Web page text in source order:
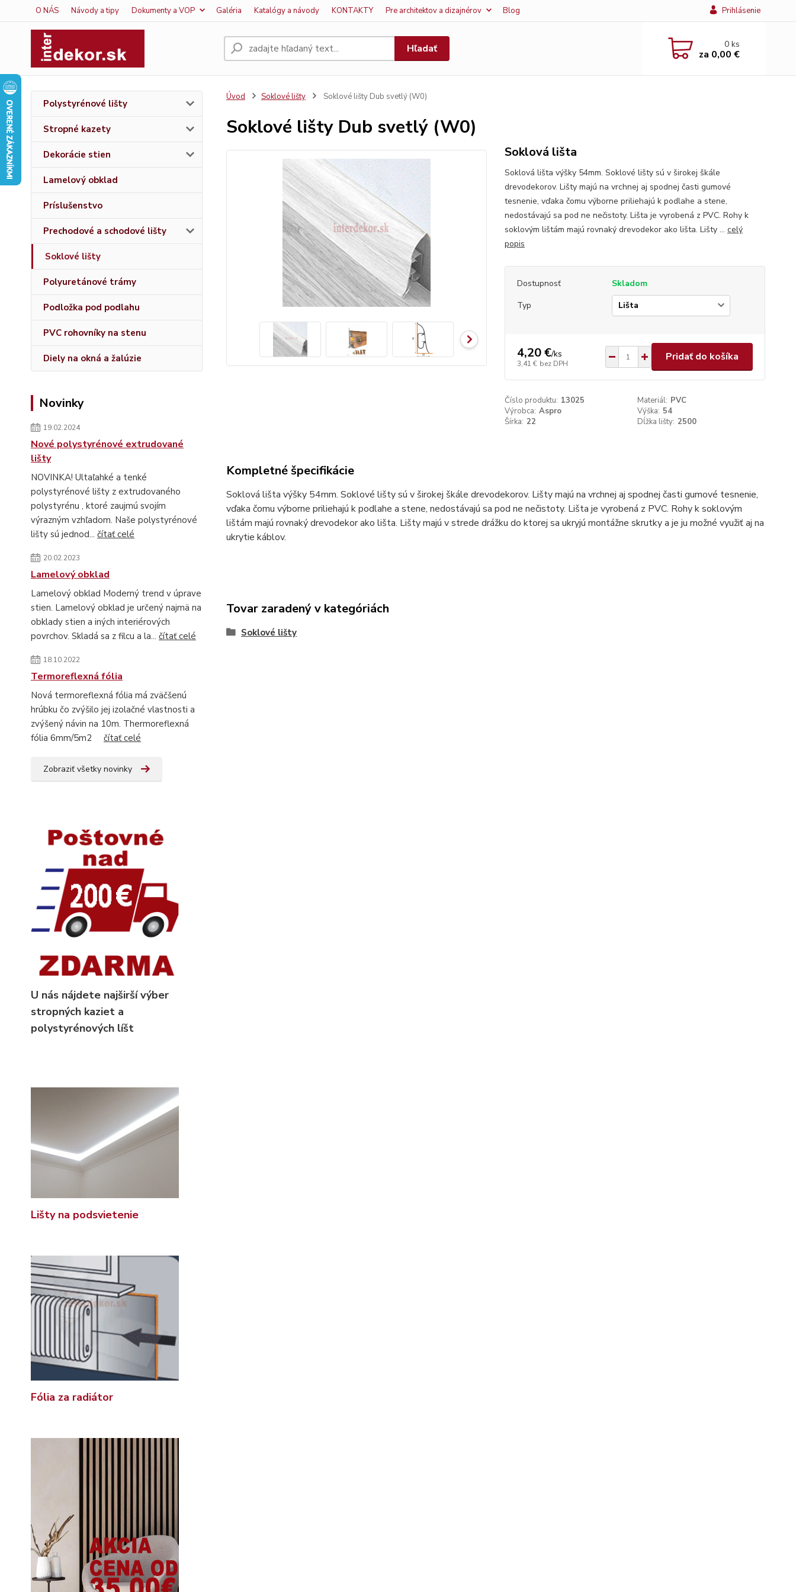
O NÁS Návody a tipy Dokumenty a VOP Galéria Katalógy a návody KONTAKTY Pre architektov a dizajnérov Blog Prihlásenie
Hľadať 0ks
za 0,00 €
Polystyrénové lišty
Stropné kazety
Dekorácie stien
Lamelový obklad
Príslušenstvo
Prechodové a schodové lišty
Soklové lišty
Polyuretánové trámy
Podložka pod podlahu
PVC rohovníky na stenu
Diely na okná a žalúzie
Novinky
19.02.2024
Nové polystyrénové extrudované
lišty
NOVINKA! Ultaľahké a tenké
polystyrénové lišty z extrudovaného
polystyrénu , ktoré zaujmú svojím
výrazným vzhľadom. Naše polystyrénové
lišty sú jednod... čítať celé
20.02.2023
Lamelový obklad
Lamelový obklad Moderný trend v úprave
stien. Lamelový obklad je určený najmä na
obklady stien a iných interiérových
povrchov. Skladá sa z filcu a la... čítať celé
18.10.2022
Termoreflexná fólia
Nová termoreflexná fólia má zväčšenú
hrúbku čo zvýšilo jej izolačné vlastnosti a
zvýšený návin na 10m. Thermoreflexná
fólia 6mm/5m2 čítať celé
Zobraziť všetky novinky
U nás nájdete najširší výber
stropných kaziet a
polystyrénových líšt
Lišty na podsvietenie
Fólia za radiátor
Úvod Soklové lišty Soklové lišty Dub svetlý (W0)
Soklové lišty Dub svetlý (W0)
Soklová lišta
Soklová lišta výšky 54mm. Soklové lišty sú v širokej škále
drevodekorov. Lišty majú na vrchnej aj spodnej časti gumové
tesnenie, vďaka čomu výborne priliehajú k podlahe a stene,
nedostávajú sa pod ne nečistoty. Lišta je vyrobená z PVC. Rohy k
soklovým lištám majú rovnaký drevodekor ako lišta. Lišty ... celý
popis
Dostupnosť
Skladom
Typ
4,20 €/ks
3,41 € bez DPH
Pridať do košíka
Číslo produktu: 13025 Materiál: PVC
Výrobca: Aspro Výška: 54
Šírka: 22 Dĺžka lišty: 2500
Kompletné špecifikácie
Soklová lišta výšky 54mm. Soklové lišty sú v širokej škále drevodekorov. Lišty majú na vrchnej aj spodnej časti gumové tesnenie,
vďaka čomu výborne priliehajú k podlahe a stene, nedostávajú sa pod ne nečistoty. Lišta je vyrobená z PVC. Rohy k soklovým
lištám majú rovnaký drevodekor ako lišta. Lišty majú v strede drážku do ktorej sa ukryjú montážne skrutky a je ju možné využiť aj na
ukrytie káblov.
Tovar zaradený v kategóriách
Soklové lišty